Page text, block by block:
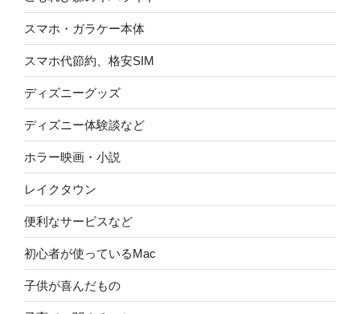
スマホ・ガラケー本体
スマホ代節約、格安SIM
ディズニーグッズ
ディズニー体験談など
ホラー映画・小説
レイクタウン
便利なサービスなど
初心者が使っているMac
子供が喜んだもの